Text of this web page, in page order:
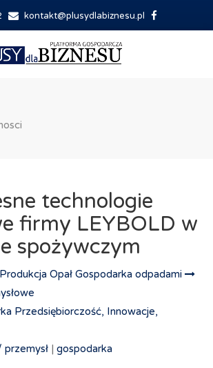
kontakt@plusydlabiznesu.pl
technologie
firmy LEYBOLD w
spożywczym
Opał Gospodarka odpadami
Przedsiębiorczość, Innowacje,
przemysł | gospodarka